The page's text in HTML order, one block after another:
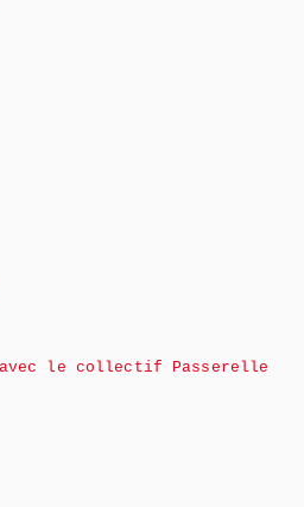
avec le collectif Passerelle